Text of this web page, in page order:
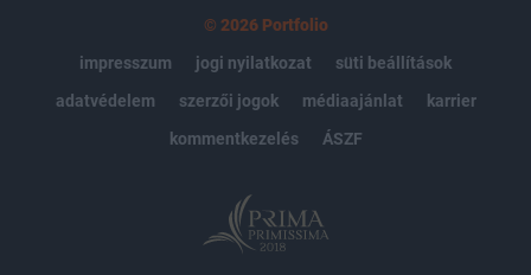
© 2026 Portfolio
impresszum
jogi nyilatkozat
süti beállítások
adatvédelem
szerzői jogok médiaajánlat
karrier
kommentkezelés
ÁSZF